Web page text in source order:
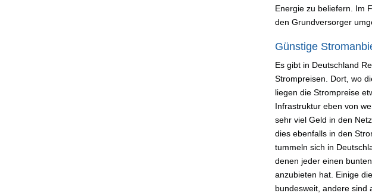
Energie zu beliefern. Im
den Grundversorger
Günstige
Es gibt in Deutschland
Strompreisen. Dort, wo
liegen die Strompreise
Infrastruktur eben von
sehr viel Geld in den
dies ebenfalls in den
tummeln sich in
denen jeder einen
anzubieten hat. Einige
bundesweit, andere sind